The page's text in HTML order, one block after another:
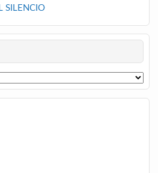
SILENCIO